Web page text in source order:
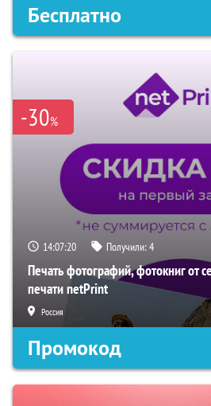
Бесплатно
-30%
14:07:19 Получили:4
Печать фотографий, фотокниг от
печати netPrint
Россия
Промокод